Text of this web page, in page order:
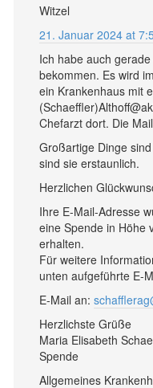
Witzel
21. Januar 2024 at
Ich habe auch
bekommen. Es wird
ein Krankenhaus mit
Chefarzt dort. Die
Großartige Dinge
sind sie erstaunlich.
Herzlichen
Ihre E-Mail-Adresse
eine Spende in Höhe
erhalten.
Für weitere
unten aufgeführte E-
E-Mail an:
Herzlichste Grüße
Maria Elisabeth
Spende
Allgemeines